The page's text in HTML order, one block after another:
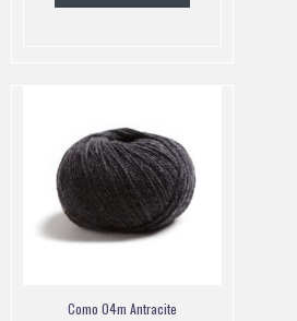
Como 04m Antracite